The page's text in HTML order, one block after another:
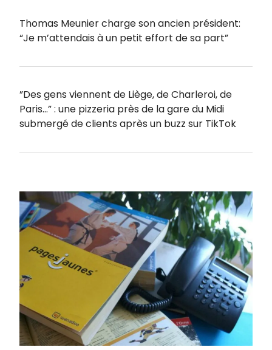
Thomas Meunier charge son ancien président:
“Je m’attendais à un petit effort de sa part”
”Des gens viennent de Liège, de Charleroi, de
Paris…” : une pizzeria près de la gare du Midi
submergé de clients après un buzz sur TikTok